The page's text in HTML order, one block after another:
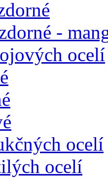
-
ocelí
ocelí
ocelí